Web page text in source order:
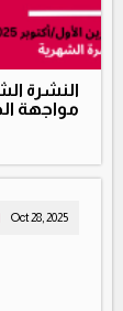
النشرة
مواجهة
Oct 28, 2025